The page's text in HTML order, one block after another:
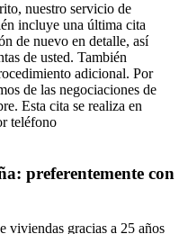
nuestro servicio de
incluye una última cita
de nuevo en detalle, así
de usted. También
adicional. Por
de las negociaciones de
Esta cita se realiza en
teléfono
preferentemente con
viviendas gracias a 25 años